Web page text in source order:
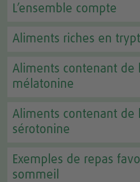
L’ensemble compte
Aliments riches en
Aliments contenant de
mélatonine
Aliments contenant de
sérotonine
Exemples de repas
sommeil